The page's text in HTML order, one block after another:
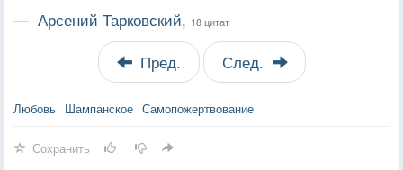
— Арсений Тарковский, 18 цитат
Пред. След.
Любовь Шампанское Самопожертвование
Сохранить